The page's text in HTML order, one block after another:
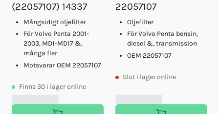
(22057107) 14337
Mångsidigt oljefilter
För Volvo Penta 2001-
2003, MD1-MD17 &,
många fler
Motsvarar OEM 22057107
Finns 30 i lager online
22057107
Oljefilter
För Volvo Penta bensin,
diesel &, transmission
OEM 22057107
Slut i lager online